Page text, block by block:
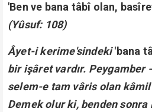
'Ben ve bana tâbî olan,
(Yûsuf: 108)
Âyet-i kerime'sindeki'bana
bir işâret vardır. Peygamber
selem-e tam vâris olan
Demek olur ki, benden sonra